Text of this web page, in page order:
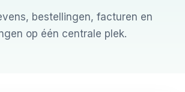
bestellingen, facturen en
op één centrale plek.